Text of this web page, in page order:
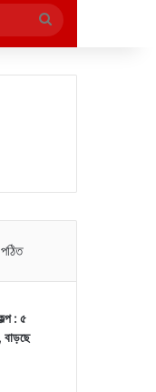
এখানে
খুঁজুন
: ৫